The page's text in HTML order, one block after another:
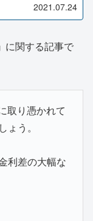
2021.07.24
に関する記事で
取り憑かれて
う。
利差の大幅な